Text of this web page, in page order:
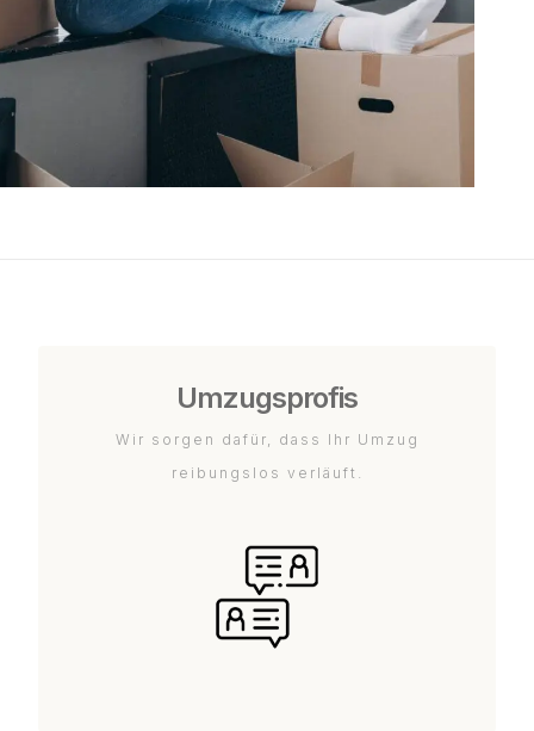
Umzugsprofis
Wir sorgen dafür, dass Ihr Umzug
reibungslos verläuft.